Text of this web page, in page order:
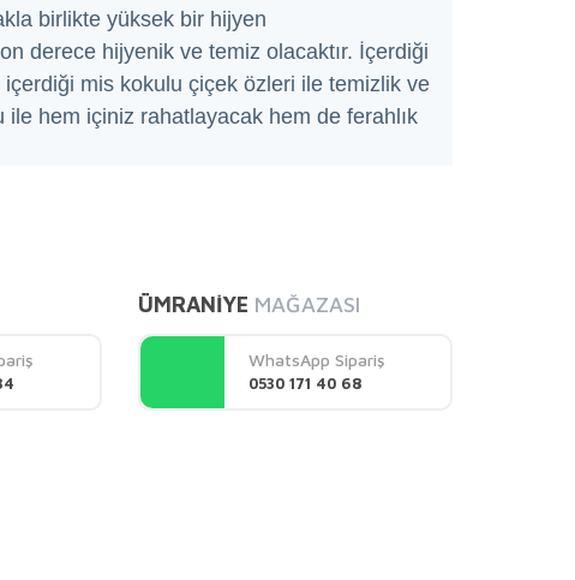
birlikte yüksek bir hijyen
derece hijyenik ve temiz olacaktır. İçerdiği
mis kokulu çiçek özleri ile temizlik ve
ile hem içiniz rahatlayacak hem de ferahlık
ÜMRANİYE MAĞAZASI
WhatsApp Sipariş
0530 171 40 68